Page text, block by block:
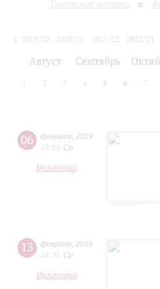
Творческие встречи
2019/20 2020/21 2021/22 2022/23
Август Сентябрь
2 3 4 5 6 7
06 февраля 2019
18:30 Ср
Музиторий
13 февраля 2019
18:30 Ср
Музиторий